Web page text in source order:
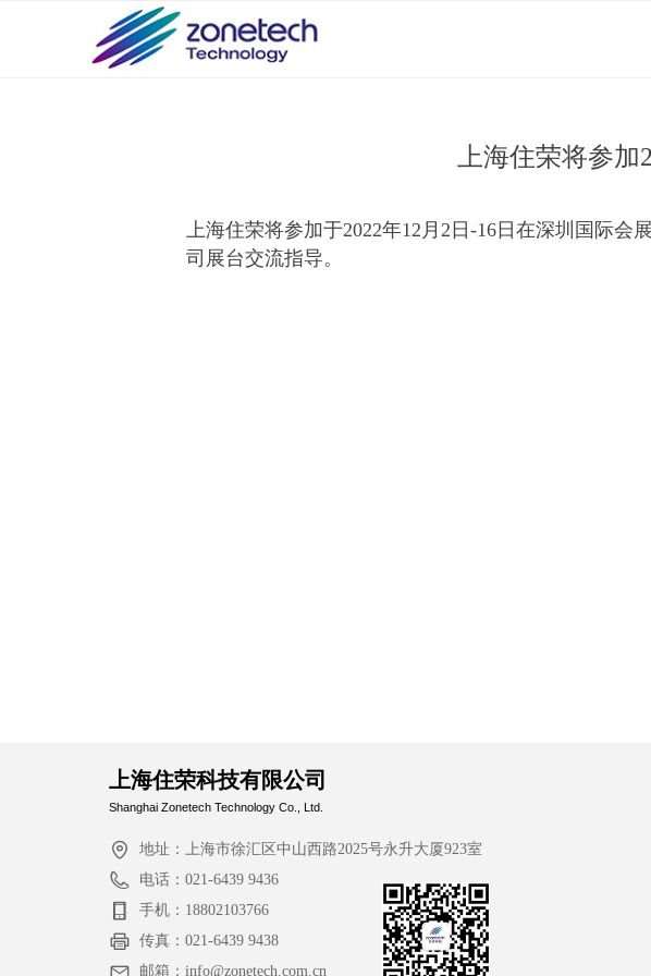
上海住荣将参
上海住荣将参加于2022年12月2日-16日在深圳国际
司展台交流指导。
上海住荣科技有限公司
Shanghai Zonetech Technology Co., Ltd.
地址： 上海市徐汇区中山西路2025号永升大厦923室
电话： 021-6439 9436
手机： 18802103766
传真： 021-6439 9438
邮箱： info@zonetech.com.cn